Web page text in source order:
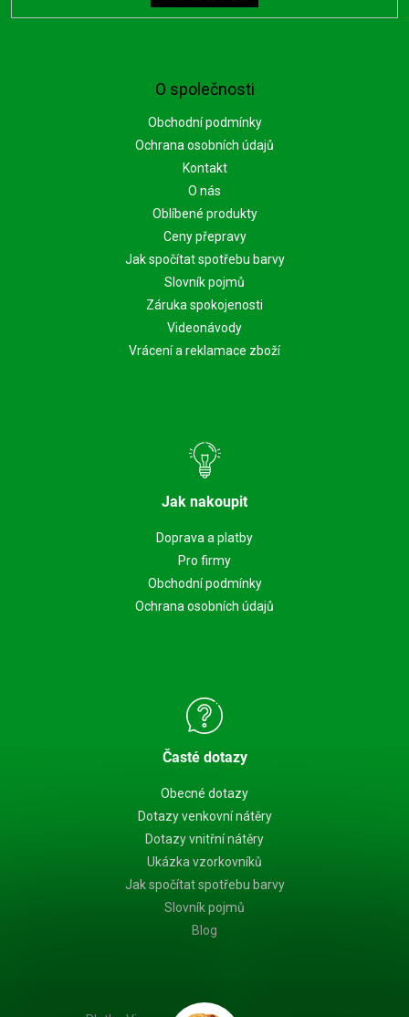
O společnosti
Obchodní podmínky
Ochrana osobních údajů
Kontakt
O nás
Oblíbené produkty
Ceny přepravy
Jak spočítat spotřebu barvy
Slovník pojmů
Záruka spokojenosti
Videonávody
Vrácení a reklamace zboží
Jak nakoupit
Doprava a platby
Pro firmy
Obchodní podmínky
Ochrana osobních údajů
Časté dotazy
Obecné dotazy
Dotazy venkovní nátěry
Dotazy vnitřní nátěry
Ukázka vzorkovníků
Jak spočítat spotřebu barvy
Slovník pojmů
Blog